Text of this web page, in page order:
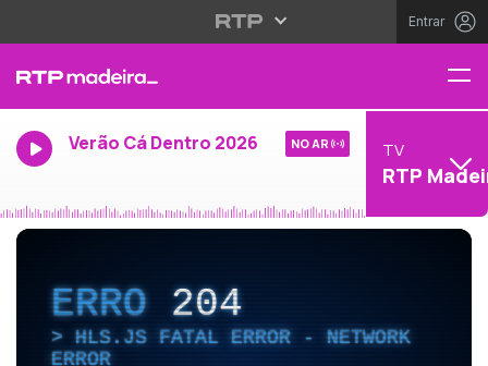
Entrar
Verão Cá Dentro 2026 NO AR TV
RTP
ERRO204
HLS.JS FATAL ERROR - NETWORK
ERROR